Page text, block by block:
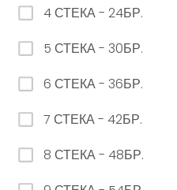
4.56 euro
РОЗОВО Безплатно 0,330
ЧЕРНО Безплатно 0,330
4 СТЕКА - 24БР.
5 СТЕКА - 30БР.
6 СТЕКА - 36БР.
7 СТЕКА - 42БР.
8 СТЕКА - 48БР.